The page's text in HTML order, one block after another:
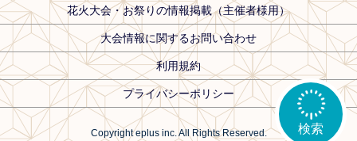
花火大会・お祭りの情報掲載（主催者様用）
大会情報に関するお問い合わせ
利用規約
プライバシーポリシー
Copyright eplus inc. All Rights Reserved. 検索